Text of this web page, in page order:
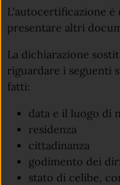
L'autocertificazione
presentare altri
La dichiarazione
riguardare i seguenti
fatti:
data e il luogo di
residenza
cittadinanza
godimento dei
stato di celibe,